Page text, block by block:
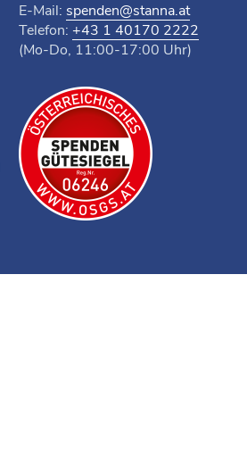
E-Mail: spenden@stanna.at
Telefon: +43 1 40170 2222
(Mo-Do, 11:00-17:00 Uhr)